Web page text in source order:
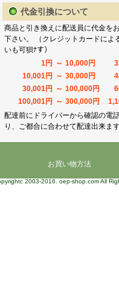
代金引換について
商品と引き換えに配送員に代金を
下さい。 （クレジットカードによ
いも可狽ﾅす）
1円
～ 10,000円
10,001円
～ 30,000円
30,001円
～ 100,000円
100,001円
～ 300,000円
配達前にドライバーから確認の電
り、ご都合に合わせて配達出来ま
お買い物方法
2003-2016. oep-shop.com All